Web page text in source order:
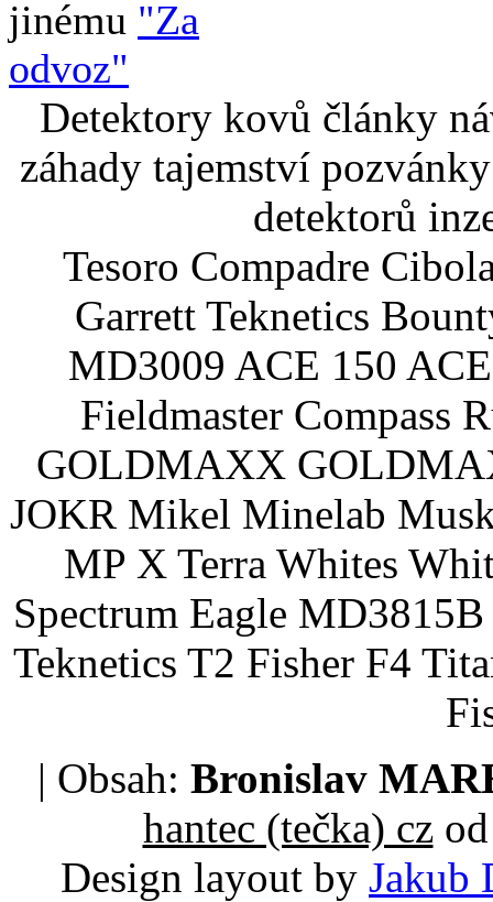
jinému "Za
odvoz"
Detektory kovů články
záhady tajemství
detektorů
Tesoro Compadre
Garrett Teknetics
MD3009 ACE 150
Fieldmaster Compass
GOLDMAXX
JOKR Mikel Minelab
MP X Terra Whites
Spectrum Eagle
Teknetics T2 Fisher F4
| Obsah: Bronislav
hantec (tečka) czod
Design layout by Jakub